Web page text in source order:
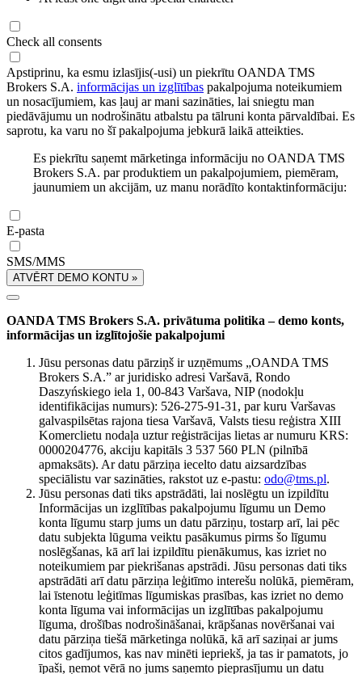
Check all consents
Apstiprinu, ka esmu izlasījis(-usi) un piekrītu OANDA TMS
Brokers S.A. informācijas un izglītības pakalpojuma noteikumiem
un nosacījumiem, kas ļauj ar mani sazināties, lai sniegtu man
piedāvājumu un nodrošinātu atbalstu pa tālruni konta pārvaldībai. Es
saprotu, ka varu no šī pakalpojuma jebkurā laikā atteikties.
Es piekrītu saņemt mārketinga informāciju no OANDA TMS
Brokers S.A. par produktiem un pakalpojumiem, piemēram,
jaunumiem un akcijām, uz manu norādīto kontaktinformāciju:
E-pasta
SMS/MMS
ATVĒRT DEMO KONTU »
OANDA TMS Brokers S.A. privātuma politika – demo konts,
informācijas un izglītojošie pakalpojumi
Jūsu personas datu pārziņš ir uzņēmums „OANDA TMS
Brokers S.A.” ar juridisko adresi Varšavā, Rondo
Daszyńskiego iela 1, 00-843 Varšava, NIP (nodokļu
identifikācijas numurs): 526-275-91-31, par kuru Varšavas
galvaspilsētas rajona tiesa Varšavā, Valsts tiesu reģistra XIII
Komerclietu nodaļa uztur reģistrācijas lietas ar numuru KRS:
0000204776, akciju kapitāls 3 537 560 PLN (pilnībā
apmaksāts). Ar datu pārziņa iecelto datu aizsardzības
speciālistu var sazināties, rakstot uz e-pastu: odo@tms.pl.
Jūsu personas dati tiks apstrādāti, lai noslēgtu un izpildītu
Informācijas un izglītības pakalpojumu līgumu un Demo
konta līgumu starp jums un datu pārziņu, tostarp arī, lai pēc
datu subjekta lūguma veiktu pasākumus pirms šo līgumu
noslēgšanas, kā arī lai izpildītu pienākumus, kas izriet no
noteikumiem par piekrišanas apstrādi. Jūsu personas dati tiks
apstrādāti arī datu pārziņa leģitīmo interešu nolūkā, piemēram,
lai īstenotu leģitīmas līgumiskas prasības, kas izriet no demo
konta līguma vai informācijas un izglītības pakalpojumu
līguma, drošības nodrošināšanai, krāpšanas novēršanai vai
datu pārziņa tiešā mārketinga nolūkā, kā arī saziņai ar jums
citos gadījumos, kas nav minēti iepriekš, ja tas ir pamatots, jo
īpaši, ņemot vērā no jums saņemto pieprasījumu un datu